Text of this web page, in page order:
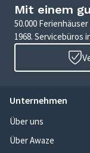
Mit einem
50.000
1968. Servicebüros
Unternehmen
Über uns
Über Awaze